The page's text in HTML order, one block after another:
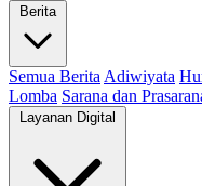
Berita
Semua Berita Adiwiyata
Lomba Sarana dan
Layanan Digital